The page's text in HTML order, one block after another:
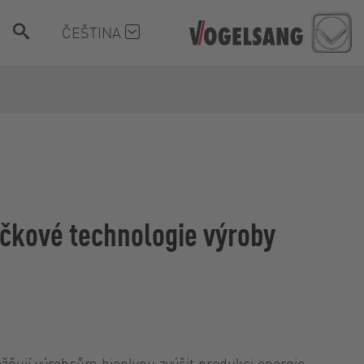
ČEŠTINA
technologie výroby